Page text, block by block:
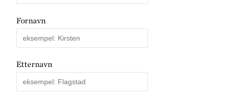
Fornavn
Etternavn